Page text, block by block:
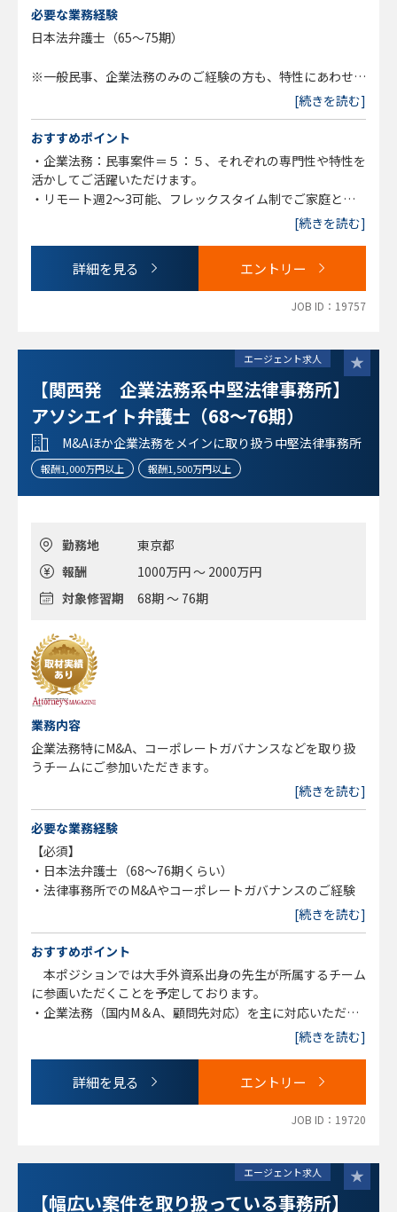
・知的財産権
・宿泊関係者
・フランチャイズ
・顧問契約
・相続、遺言、財産管理
・交通事故
・ホームロイヤー
【業務に関する変更の範囲】
事業や所属部門の状況の変化等により、会社の指示する職務
内容へ変更することがあります
必要な業務経験
日本法弁護士（65～75期）
※一般民事、企業法務のみのご経験の方も、特性にあわせて
※また、社会人経験が数年おありで弁護士になられたような
方も歓迎です。
[続きを読む]
おすすめポイント
・企業法務：民事案件＝５：５、それぞれの専門性や特性を
活かしてご活躍いただけます。
・リモート週2～3可能、フレックスタイム制でご家庭との
・代表弁護士をはじめ、所属弁護士や事務局の皆様、非常に
・AI、リーガルテックツールも積極的に導入しており、無駄
を削減し、専門性とスキルを磨ける環境です。
[続きを読む]
詳細を見る エントリー
JOB ID：19757
エージェント求人
【関西発 企業法務系中堅法律事務所】
アソシエイト弁護士（68～76期）
M&Aほか企業法務をメインに取り扱う中堅法律事務所
報酬1,000万円以上 報酬1,500万円以上
勤務地
東京都
報酬
1000万円 ～ 2000万円
対象修習期
68期 ～ 76期
業務内容
企業法務特にM&A、コーポレートガバナンスなどを取り扱
うチームにご参加いただきます。
[続きを読む]
必要な業務経験
【必須】
・日本法弁護士（68～76期くらい）
・法律事務所でのM&Aやコーポレートガバナンスのご経験
[続きを読む]
おすすめポイント
本ポジションでは大手外資系出身の先生が所属するチーム
に参画いただくことを予定しております。
・企業法務（国内M＆A、顧問先対応）を主に対応いただき
・執務時間は比較的短めのため、ご家庭との時間も確保しな
・ご家庭の都合で中抜け・リモート対応が必要な方もご相談
ください。
[続きを読む]
詳細を見る エントリー
JOB ID：19720
エージェント求人
【幅広い案件を取り扱っている事務所】